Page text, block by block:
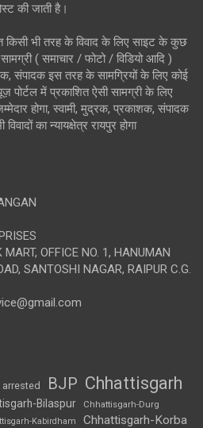
की जाती है।
भी तरह के विवाद के लिए साइट के कुछ
( समाचार / फोटो / विडियो आदि )
संपादक इस तरह के सामग्रियों के लिए कोई
पोर्टल में प्रकाशित ऐसी सामग्री के लिए
होगा, स्वामी, मुद्रक, प्रकाशक, संपादक
का न्यायक्षेत्र रायपुर होगा
OFFICE NO. 1, HANUMAN
SANTOSHI NAGAR, RAIPUR C.G.
arrested BJP Chhattisgarh
Bilaspur Chhattisgarh-Durg
Kabirdham Chhattisgarh-Korba